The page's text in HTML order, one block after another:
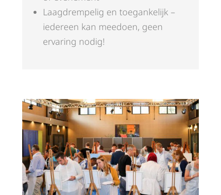
Laagdrempelig en toegankelijk –
iedereen kan meedoen, geen
ervaring nodig!